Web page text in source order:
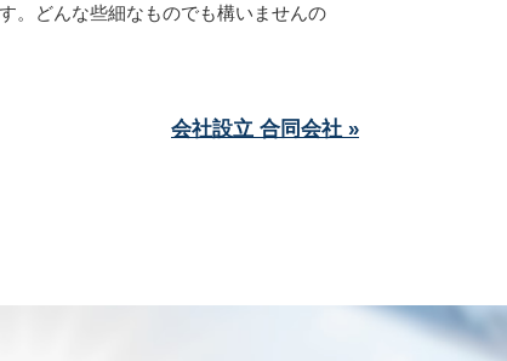
。どんな些細なものでも構いませんの
会社設立 合同会社 »